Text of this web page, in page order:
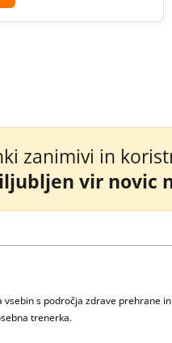
zanimivi in
vir novic
vsebin s področja zdrave prehrane
trenerka.